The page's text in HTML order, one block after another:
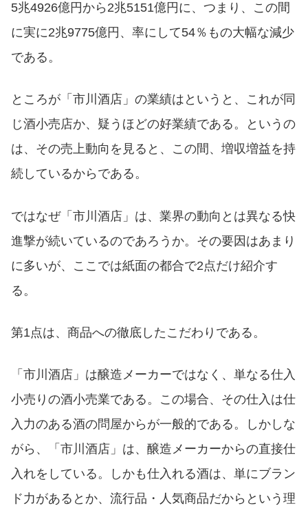
5兆4926億円から2兆5151億円に、つまり、この間
に実に2兆9775億円、率にして54％もの大幅な減少
である。
ところが「市川酒店」の業績はというと、これが同
じ酒小売店か、疑うほどの好業績である。というの
は、その売上動向を見ると、この間、増収増益を持
続しているからである。
ではなぜ「市川酒店」は、業界の動向とは異なる快
進撃が続いているのであろうか。その要因はあまり
に多いが、ここでは紙面の都合で2点だけ紹介す
る。
第1点は、商品への徹底したこだわりである。
「市川酒店」は醸造メーカーではなく、単なる仕入
小売りの酒小売業である。この場合、その仕入は仕
入力のある酒の問屋からが一般的である。しかしな
がら、「市川酒店」は、醸造メーカーからの直接仕
入れをしている。しかも仕入れる酒は、単にブラン
ド力があるとか、流行品・人気商品だからという理